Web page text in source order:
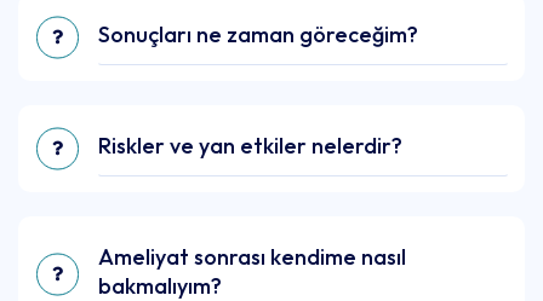
Sonuçları ne zaman göreceğim?
Riskler ve yan etkiler nelerdir?
Ameliyat sonrası kendime nasıl
bakmalıyım?